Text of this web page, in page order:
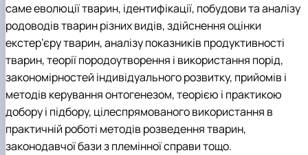
саме еволюції тварин, ідентифікації, побудови та аналізу
родоводів тварин різних видів, здійснення оцінки
екстер’єру тварин, аналізу показників продуктивності
тварин, теорії породоутворення і використання порід,
закономірностей індивідуального розвитку, прийомів і
методів керування онтогенезом, теорією і практикою
добору і підбору, цілеспрямованого використання в
практичній роботі методів розведення тварин,
законодавчої бази з племінної справи тощо.